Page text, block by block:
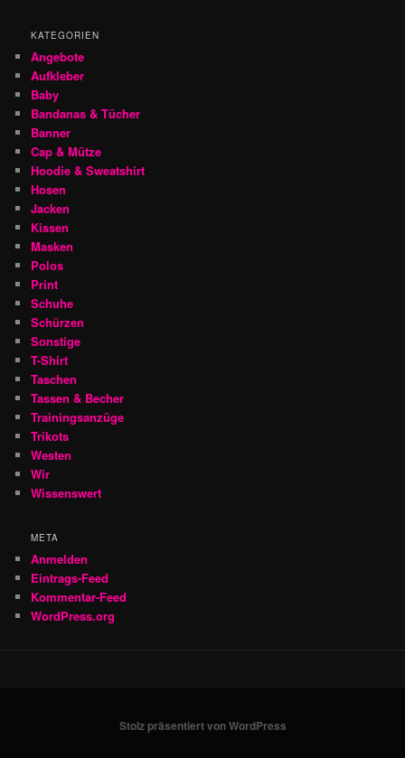
KATEGORIEN
Angebote
Aufkleber
Baby
Bandanas & Tücher
Banner
Cap & Mütze
Hoodie & Sweatshirt
Hosen
Jacken
Kissen
Masken
Polos
Print
Schuhe
Schürzen
Sonstige
T-Shirt
Taschen
Tassen & Becher
Trainingsanzüge
Trikots
Westen
Wir
Wissenswert
META
Anmelden
Eintrags-Feed
Kommentar-Feed
WordPress.org
Stolz präsentiert von WordPress